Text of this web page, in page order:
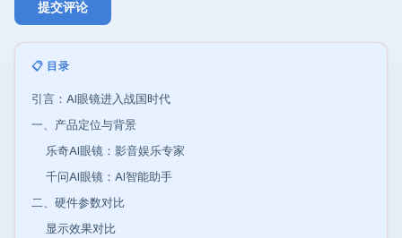
📋 目录
引言：AI眼镜进入战国时代
一、产品定位与背景
乐奇AI眼镜：影音娱乐专家
千问AI眼镜：AI智能助手
二、硬件参数对比
显示效果对比